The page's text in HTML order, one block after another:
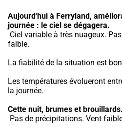
Aujourd'hui à Ferryland,
journée : le ciel se dégagera.
faible.
La fiabilité de la situation est
Les températures évolueront
la journée.
Cette nuit, brumes et brouillards.
Pas de précipitations. Vent